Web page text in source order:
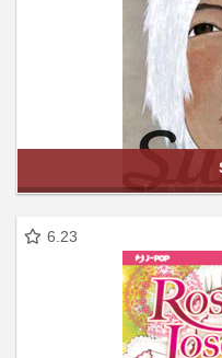
6.23